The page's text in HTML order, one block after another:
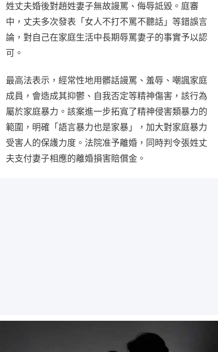
姓丈夫婚後對趙姓妻子無故謾罵、侮辱詆毀。庭審
中，丈夫多次發表「女人不打不罵不聽話」等錯誤言
論，對自己在家庭生活中長期辱罵妻子的事實予以認
可。
最高法表示，經常性地用髒話謾罵、羞辱、嘲諷家庭
成員，會造成其抑鬱、自我否定等精神傷害，該行為
屬於家庭暴力。該案進一步拓寬了精神侵害類暴力的
範圍，明確「語言暴力也是家暴」，加大對家庭暴力
受害人的保護力度。法院准予離婚，同時判令張姓丈
夫支付妻子相應的離婚損害賠償金。